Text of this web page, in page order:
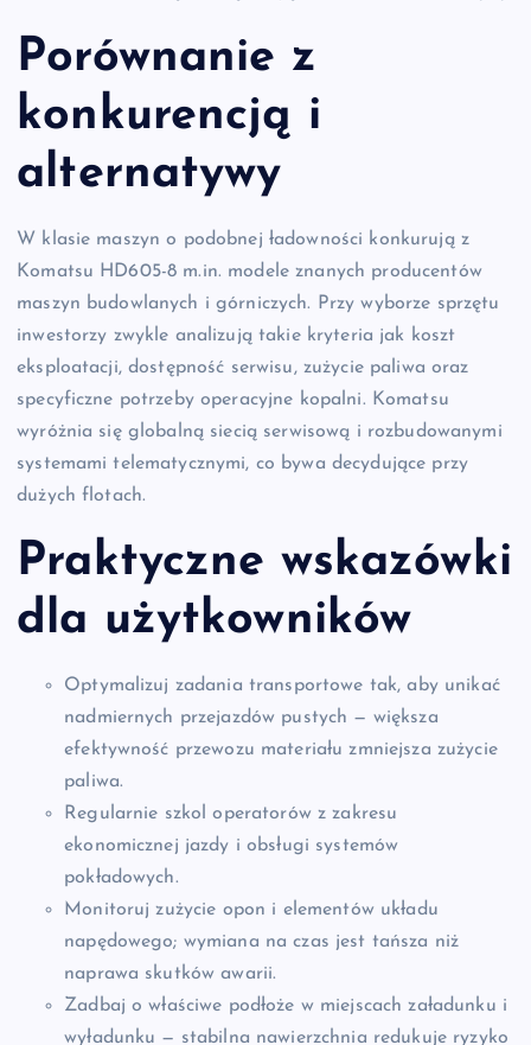
Porównanie z
konkurencją i
alternatywy
W klasie maszyn o podobnej ładowności konkurują z
Komatsu HD605-8 m.in. modele znanych producentów
maszyn budowlanych i górniczych. Przy wyborze sprzętu
inwestorzy zwykle analizują takie kryteria jak koszt
eksploatacji, dostępność serwisu, zużycie paliwa oraz
specyficzne potrzeby operacyjne kopalni. Komatsu
wyróżnia się globalną siecią serwisową i rozbudowanymi
systemami telematycznymi, co bywa decydujące przy
dużych flotach.
Praktyczne wskazówki
dla użytkowników
Optymalizuj zadania transportowe tak, aby unikać
nadmiernych przejazdów pustych — większa
efektywność przewozu materiału zmniejsza zużycie
paliwa.
Regularnie szkol operatorów z zakresu
ekonomicznej jazdy i obsługi systemów
pokładowych.
Monitoruj zużycie opon i elementów układu
napędowego; wymiana na czas jest tańsza niż
naprawa skutków awarii.
Zadbaj o właściwe podłoże w miejscach załadunku i
wyładunku — stabilna nawierzchnia redukuje ryzyko